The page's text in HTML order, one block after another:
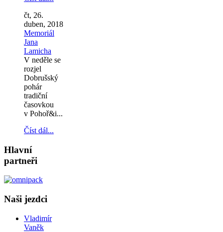
čt, 26.
duben, 2018
Memoriál
Jana
Lamicha
V neděle se
rozjel
Dobrušský
pohár
tradiční
časovkou
v Pohoř&i...
Číst dál...
Hlavní
partneři
Naši jezdci
Vladimír
Vaněk